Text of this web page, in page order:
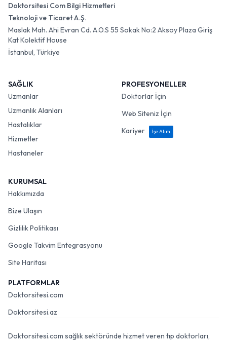
Doktorsitesi Com Bilgi Hizmetleri
Teknoloji ve Ticaret A.Ş.
Maslak Mah. Ahi Evran Cd. A.O.S 55 Sokak No:2 Aksoy Plaza Giriş
Kat Kolektif House
İstanbul, Türkiye
SAĞLIK
Uzmanlar
Uzmanlık Alanları
Hastalıklar
Hizmetler
Hastaneler
PROFESYONELLER
Doktorlar İçin
Web Siteniz İçin
Kariyer
İşe Alım
KURUMSAL
Hakkımızda
Bize Ulaşın
Gizlilik Politikası
Google Takvim Entegrasyonu
Site Haritası
PLATFORMLAR
Doktorsitesi.com
Doktorsitesi.az
Doktorsitesi.com sağlık sektöründe hizmet veren tıp doktorları,